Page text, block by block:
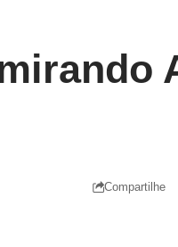
Compartilhe